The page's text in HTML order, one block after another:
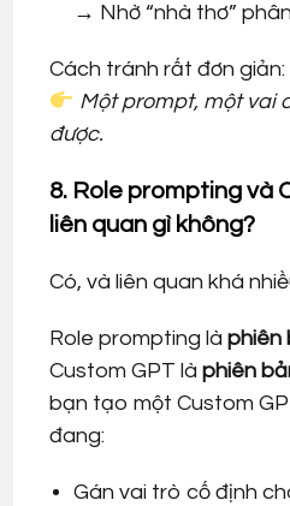
→ Nhờ “nhà thơ”
Cách tránh rất đơn giản:
Một prompt, một vai
được.
8. Role prompting và
liên quan gì không?
Có, và liên quan khá
Role prompting làphiên
Custom GPT làphiên
bạn tạo một Custom
đang:
Gán vai trò cố định